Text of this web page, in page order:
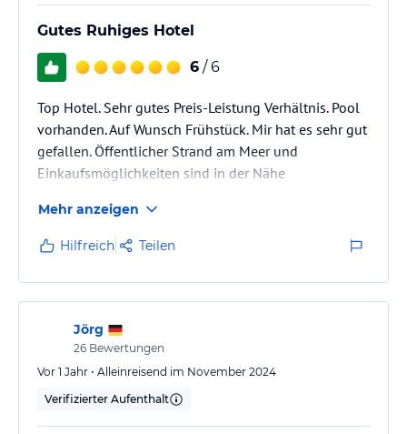
Gutes Ruhiges Hotel
6 / 6
Top Hotel. Sehr gutes Preis-Leistung Verhältnis. Pool
vorhanden. Auf Wunsch Frühstück. Mir hat es sehr gut
gefallen. Öffentlicher Strand am Meer und
Einkaufsmöglichkeiten sind in der Nähe
Mehr anzeigen
Hilfreich Teilen
Jörg
26 Bewertungen
Vor 1 Jahr • Alleinreisend im November 2024
Verifizierter Aufenthalt